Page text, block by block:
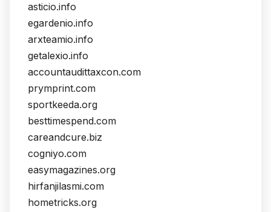
asticio.info
egardenio.info
arxteamio.info
getalexio.info
accountaudittaxcon.com
prymprint.com
sportkeeda.org
besttimespend.com
careandcure.biz
cogniyo.com
easymagazines.org
hirfanjilasmi.com
hometricks.org